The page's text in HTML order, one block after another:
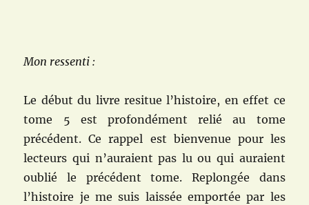
Mon ressenti :
Le début du livre resitue l’histoire, en effet ce
tome 5 est profondément relié au tome
précédent. Ce rappel est bienvenue pour les
lecteurs qui n’auraient pas lu ou qui auraient
oublié le précédent tome. Replongée dans
l’histoire je me suis laissée emportée par les